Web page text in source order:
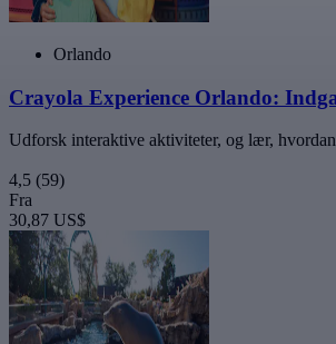
Orlando
Crayola Experience Orlando:
Udforsk interaktive aktiviteter, og lær,
4,5 (59)
Fra
30,87 US$